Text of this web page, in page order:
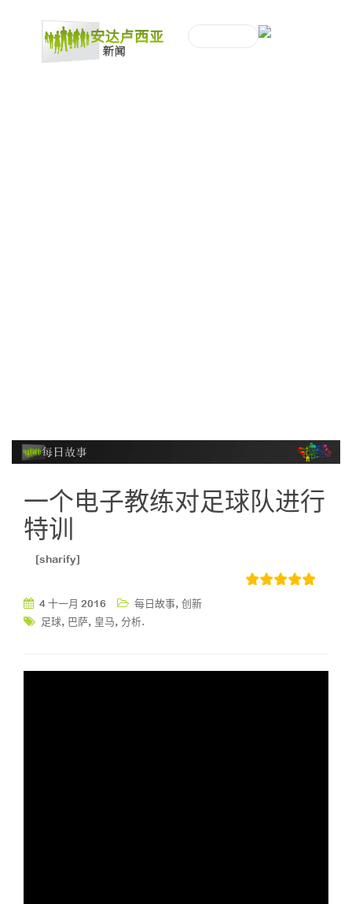
一个电子教练对足球队进行
特训
[sharify]
4 十一月 2016 每日故事, 创新
足球, 巴萨, 皇马, 分析.